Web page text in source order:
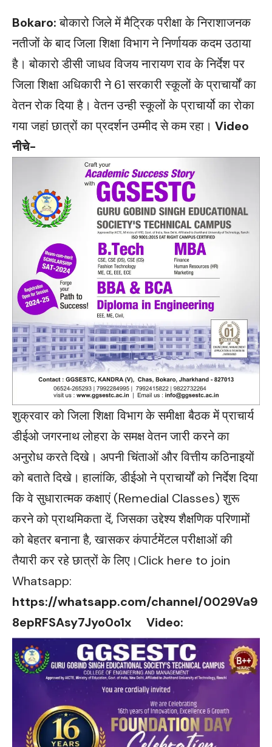
Bokaro:बोकारो जिले में मैट्रिक परीक्षा के निराशाजनक
नतीजों के बाद जिला शिक्षा विभाग ने निर्णायक कदम उठाया
है। बोकारो डीसी जाधव विजय नारायण राव के निर्देश पर
जिला शिक्षा अधिकारी ने 61 सरकारी स्कूलों के प्राचार्यों का
वेतन रोक दिया है। वेतन उन्ही स्कूलों के प्राचार्यो का रोका
गया जहां छात्रों का प्रदर्शन उम्मीद से कम रहा। Video
नीचे-
शुक्रवार को जिला शिक्षा विभाग के समीक्षा बैठक में प्राचार्य
डीईओ जगरनाथ लोहरा के समक्ष वेतन जारी करने का
अनुरोध करते दिखे। अपनी चिंताओं और वित्तीय कठिनाइयों
को बताते दिखे। हालांकि, डीईओ ने प्राचार्यों को निर्देश दिया
कि वे सुधारात्मक कक्षाएं (Remedial Classes) शुरू
करने को प्राथमिकता दें, जिसका उद्देश्य शैक्षणिक परिणामों
को बेहतर बनाना है, खासकर कंपार्टमेंटल परीक्षाओं की
तैयारी कर रहे छात्रों के लिए।Click here to join
Whatsapp:
https://whatsapp.com/channel/0029Va9
8epRFSAsy7Jyo0o1x
Video: